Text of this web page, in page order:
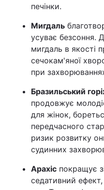
печінки.
Мигдаль
усуває безсоння.
мигдаль в якості
сечокам'яної
при
Бразильський
продовжує
для жінок,
передчасного
ризик розвитку
судинних
Арахіс покращує
седативний